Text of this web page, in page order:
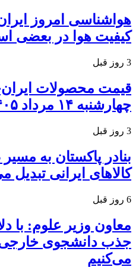
هواشناسی امروز
کیفیت هوا در بعضی
3 روز قبل
قیمت محصولات
چهارشنبه ۱۴ مرداد ۱۴۰۵
3 روز قبل
بنادر پاکستان به
کالاهای ایرانی تبدیل
6 روز قبل
معاون وزیر علوم: با
جذب دانشجوی خارجی
می‌کنیم